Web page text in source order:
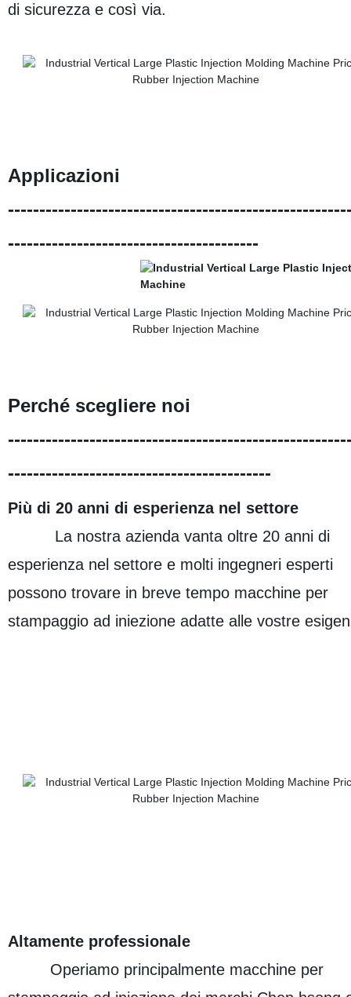
di sicurezza e così via.
Applicazioni
----------------------------------------
Perché scegliere noi
------------------------------------------
Più di 20 anni di esperienza nel settore
La nostra azienda vanta oltre 20 anni di
esperienza nel settore e molti ingegneri esperti
possono trovare in breve tempo macchine per
stampaggio ad iniezione adatte alle vostre
Altamente professionale
Operiamo principalmente macchine per